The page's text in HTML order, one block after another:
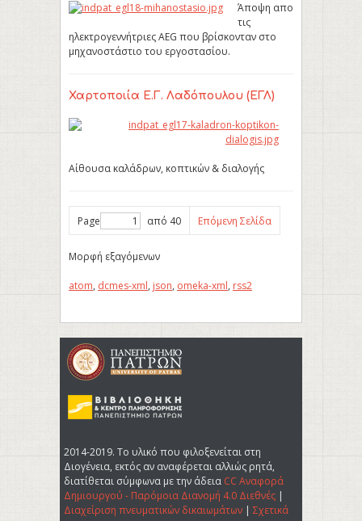
Άποψη απο
τις
ηλεκτρογεννήτριες AEG που βρίσκονταν στο
μηχανοστάστιο του εργοστασίου.
Χαρτοποιία Ε.Γ. Λαδόπουλου (ΕΓΛ)
Αίθουσα καλάδρων, κοπτικών & διαλογής
Page από 40 Επόμενη Σελίδα
Μορφή εξαγόμενων
atom, dcmes-xml, json, omeka-xml, rss2
2014-2019. Tο υλικό που φιλοξενείται στη
Διογένεια, εκτός αν αναφέρεται αλλιώς ρητά,
διατίθεται σύμφωνα με την άδεια CC Αναφορά
Δημιουργού - Παρόμοια Διανομή 4.0 Διεθνές |
Διαχείριση πνευματικών δικαιωμάτων | Σχετικά